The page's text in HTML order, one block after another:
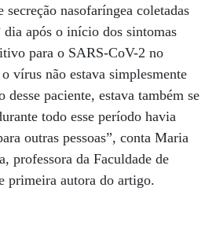
secreção nasofaríngea coletadas
dia após o início dos sintomas
para o SARS-CoV-2 no
vírus não estava simplesmente
desse paciente, estava também se
todo esse período havia
outras pessoas”, conta Maria
professora da Faculdade de
primeira autora do artigo.